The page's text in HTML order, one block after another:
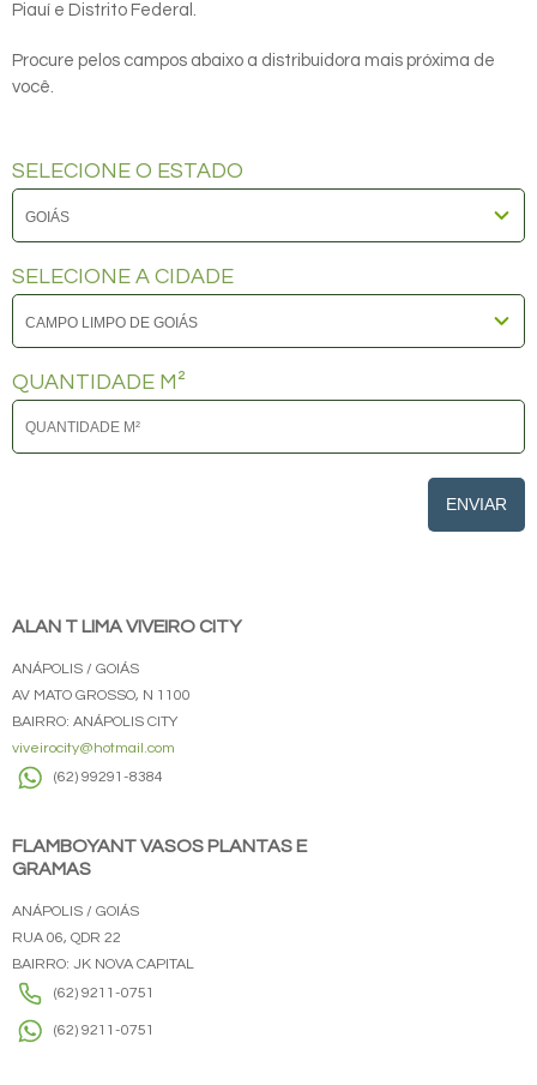
Piauí e Distrito Federal.
Procure pelos campos abaixo a distribuidora mais próxima de
você.
SELECIONE O ESTADO
SELECIONE A CIDADE
QUANTIDADE M²
ENVIAR
ALAN T LIMA VIVEIRO CITY
ANÁPOLIS / GOIÁS
AV MATO GROSSO, N 1100
BAIRRO: ANÁPOLIS CITY
viveirocity@hotmail.com
(62) 99291-8384
FLAMBOYANT VASOS PLANTAS E
GRAMAS
ANÁPOLIS / GOIÁS
RUA 06, QDR 22
BAIRRO: JK NOVA CAPITAL
(62) 9211-0751
(62) 9211-0751